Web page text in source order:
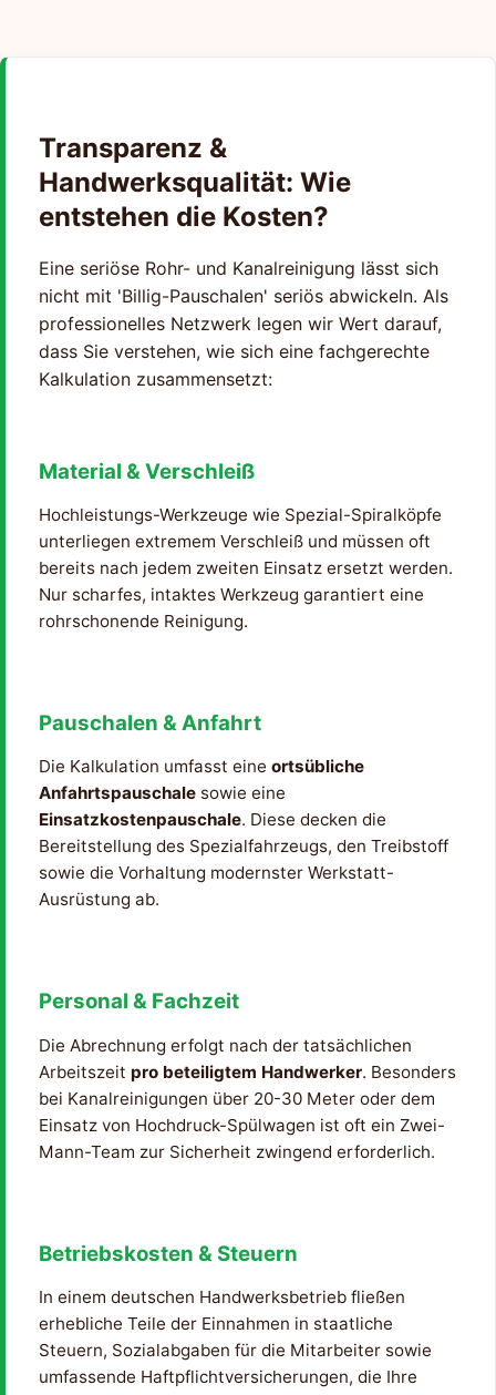
Transparenz &
Handwerksqualität: Wie
entstehen die Kosten?
Eine seriöse Rohr- und Kanalreinigung lässt sich
nicht mit 'Billig-Pauschalen' seriös abwickeln. Als
professionelles Netzwerk legen wir Wert darauf,
dass Sie verstehen, wie sich eine fachgerechte
Kalkulation zusammensetzt:
Material & Verschleiß
Hochleistungs-Werkzeuge wie Spezial-Spiralköpfe
unterliegen extremem Verschleiß und müssen oft
bereits nach jedem zweiten Einsatz ersetzt werden.
Nur scharfes, intaktes Werkzeug garantiert eine
rohrschonende Reinigung.
Pauschalen & Anfahrt
Die Kalkulation umfasst eine ortsübliche
Anfahrtspauschale sowie eine
Einsatzkostenpauschale. Diese decken die
Bereitstellung des Spezialfahrzeugs, den Treibstoff
sowie die Vorhaltung modernster Werkstatt-
Ausrüstung ab.
Personal & Fachzeit
Die Abrechnung erfolgt nach der tatsächlichen
Arbeitszeit pro beteiligtem Handwerker. Besonders
bei Kanalreinigungen über 20-30 Meter oder dem
Einsatz von Hochdruck-Spülwagen ist oft ein Zwei-
Mann-Team zur Sicherheit zwingend erforderlich.
Betriebskosten & Steuern
In einem deutschen Handwerksbetrieb fließen
erhebliche Teile der Einnahmen in staatliche
Steuern, Sozialabgaben für die Mitarbeiter sowie
umfassende Haftpflichtversicherungen, die Ihre